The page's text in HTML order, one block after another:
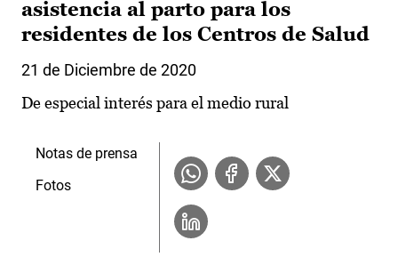
asistencia al parto para los
residentes de los Centros de Salud
21 de Diciembre de 2020
De especial interés para el medio rural
Notas de prensa
Fotos